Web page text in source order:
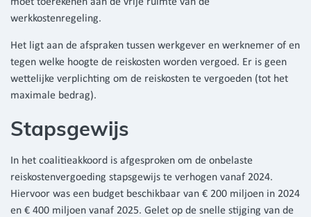
werkkostenregeling.
Het ligt aan de afspraken tussen werkgever en werknemer of en
tegen welke hoogte de reiskosten worden vergoed. Er is geen
wettelijke verplichting om de reiskosten te vergoeden (tot het
maximale bedrag).
Stapsgewijs
In het coalitieakkoord is afgesproken om de onbelaste
reiskostenvergoeding stapsgewijs te verhogen vanaf 2024.
Hiervoor was een budget beschikbaar van € 200 miljoen in 2024
en € 400 miljoen vanaf 2025. Gelet op de snelle stijging van de